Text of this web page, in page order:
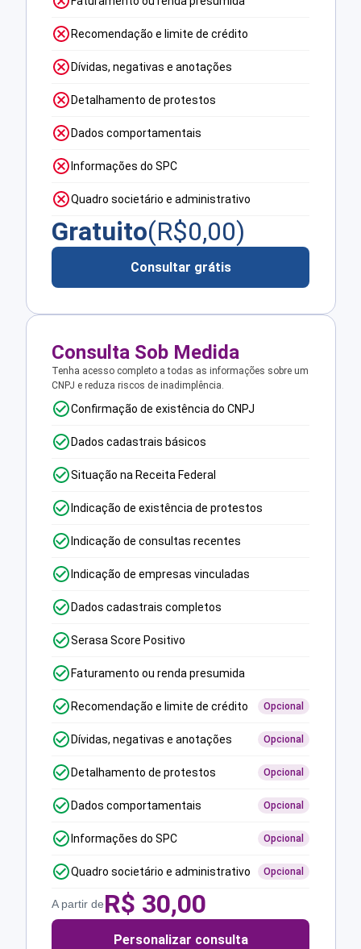
Recomendação e limite de crédito
Dívidas, negativas e anotações
Detalhamento de protestos
Dados comportamentais
Informações do SPC
Quadro societário e administrativo
Gratuito(R$0,00)
Consultar grátis
Consulta Sob Medida
Tenha acesso completo a todas as informações sobre um
CNPJ e reduza riscos de inadimplência.
Confirmação de existência do CNPJ
Dados cadastrais básicos
Situação na Receita Federal
Indicação de existência de protestos
Indicação de consultas recentes
Indicação de empresas vinculadas
Dados cadastrais completos
Serasa Score Positivo
Faturamento ou renda presumida
Recomendação e limite de crédito Opcional
Dívidas, negativas e anotações Opcional
Detalhamento de protestos Opcional
Dados comportamentais Opcional
Informações do SPC Opcional
Quadro societário e administrativo Opcional
A partir deR$ 30,00
Personalizar consulta